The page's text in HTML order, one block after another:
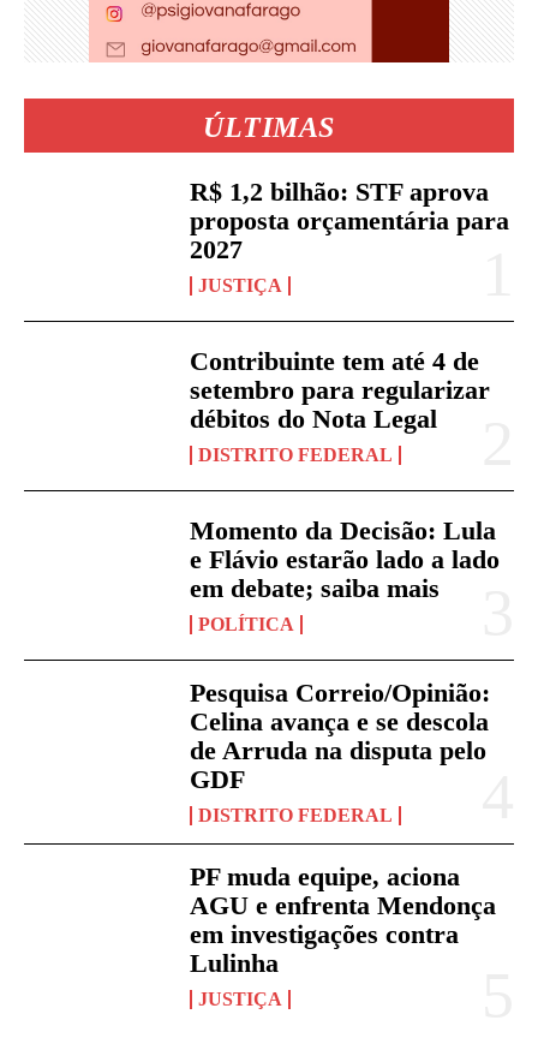
ÚLTIMAS
R$ 1,2 bilhão: STF aprova
proposta orçamentária para
2027
JUSTIÇA
Contribuinte tem até 4 de
setembro para regularizar
débitos do Nota Legal
DISTRITO FEDERAL
Momento da Decisão: Lula
e Flávio estarão lado a lado
em debate; saiba mais
POLÍTICA
Pesquisa Correio/Opinião:
Celina avança e se descola
de Arruda na disputa pelo
GDF
DISTRITO FEDERAL
PF muda equipe, aciona
AGU e enfrenta Mendonça
em investigações contra
Lulinha
JUSTIÇA